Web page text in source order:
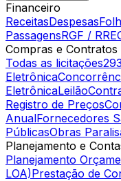
Financeiro
ReceitasDespesas
PassagensRGF /
Compras e Contratos
Todas as licitações293
Eletrônica
EletrônicaLeilão
Registro de Preços
AnualFornecedores
PúblicasObras
Planejamento e
Planejamento
LOA)Prestação de